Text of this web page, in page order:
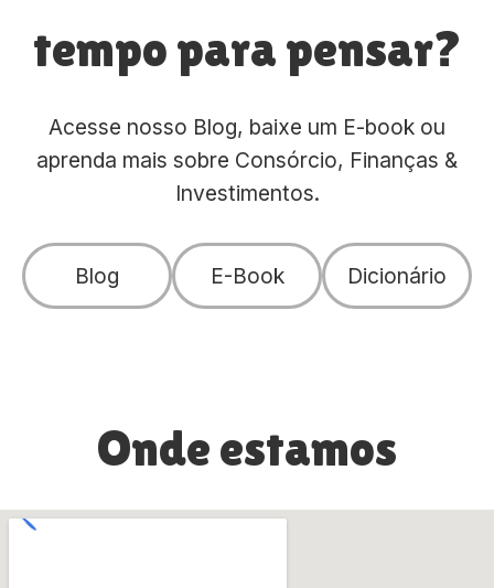
tempo para pensar?
Acesse nosso Blog, baixe um E-book ou
aprenda mais sobre Consórcio, Finanças &
Investimentos.
Blog E-Book Dicionário
Onde estamos